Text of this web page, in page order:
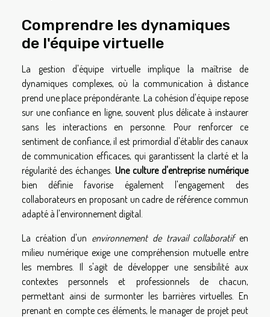
Comprendre les dynamiques
de l'équipe virtuelle
La gestion d'équipe virtuelle implique la maîtrise de
dynamiques complexes, où la communication à distance
prend une place prépondérante. La cohésion d'équipe repose
sur une confiance en ligne, souvent plus délicate à instaurer
sans les interactions en personne. Pour renforcer ce
sentiment de confiance, il est primordial d'établir des canaux
de communication efficaces, qui garantissent la clarté et la
régularité des échanges. Une culture d'entreprise numérique
bien définie favorise également l'engagement des
collaborateurs en proposant un cadre de référence commun
adapté à l'environnement digital.
La création d'un environnement de travail collaboratifen
milieu numérique exige une compréhension mutuelle entre
les membres. Il s'agit de développer une sensibilité aux
contextes personnels et professionnels de chacun,
permettant ainsi de surmonter les barrières virtuelles. En
prenant en compte ces éléments, le manager de projet peut